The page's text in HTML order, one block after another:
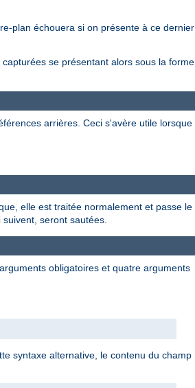
plan échouera si on présente à ce dernier
se présentant alors sous la forme
arrières. Ceci s'avère utile lorsque
elle est traitée normalement et passe le
seront sautées.
obligatoires et quatre arguments
syntaxe alternative, le contenu du champ